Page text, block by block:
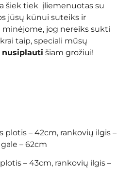
šiek tiek įliemenuotas su
jūsų kūnui suteiks ir
minėjome, jog nereiks sukti
taip, speciali mūsų
nusiplauti šiam grožiui!
plotis – 42cm, rankovių ilgis –
– 62cm
– 43cm, rankovių ilgis –